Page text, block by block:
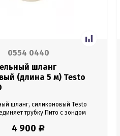
0554 0440
шланг
(длина 5 м) Testo
шланг, силиконовый Testo
трубку Пито с зондом
4 900 Р